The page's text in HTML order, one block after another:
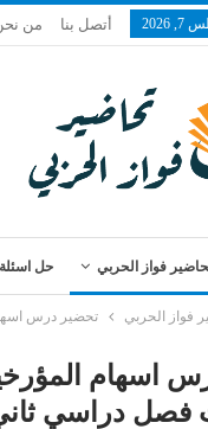
أتصل بنا من
فواز الحربي حل
فواز الحربي تحضير درس
اسهام
فصل دراسي